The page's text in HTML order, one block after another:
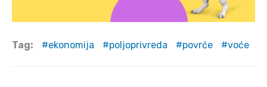
Tag: ekonomija poljoprivreda povrće voće